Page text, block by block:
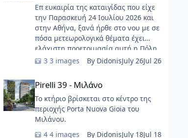
Επ ευκαιρία της καταιγίδας που είχε
την Παρασκευή 24 Ιουλίου 2026 και
στην Αθήνα, ξανά ήρθε στο νου με σε
πόσα μετεωρολογικά θέματα έχει
ελάχιστη προετοιμασία αυτή η Πόλη
...... 3 images By DidonisJuly 26Jul 26
Pirelli 39 - Μιλάνο
Το κτήριο βρίσκεται στο κέντρο της
περιοχής Porta Nuova Gioia του
Μιλάνου.
4 images
By DidonisJuly 18Jul 18